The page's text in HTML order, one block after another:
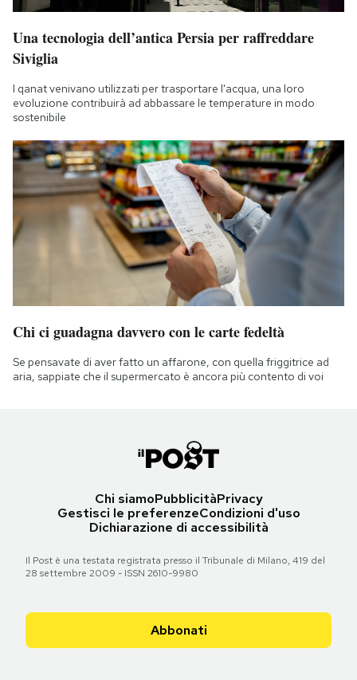
Una tecnologia dell’antica Persia per raffreddare
Siviglia
I qanat venivano utilizzati per trasportare l'acqua, una loro
evoluzione contribuirà ad abbassare le temperature in modo
sostenibile
Chi ci guadagna davvero con le carte fedeltà
Se pensavate di aver fatto un affarone, con quella friggitrice ad
aria, sappiate che il supermercato è ancora più contento di voi
Chi siamoPubblicitàPrivacy
Gestisci le preferenzeCondizioni d'uso
Dichiarazione di accessibilità
Il Post è una testata registrata presso il Tribunale di Milano, 419 del
28 settembre 2009 - ISSN 2610-9980
Abbonati